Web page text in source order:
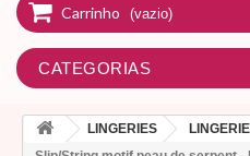
Carrinho (vazio)
CATEGORIAS
LINGERIES